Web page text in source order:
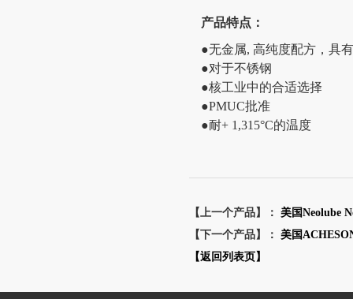
产品特点：
●无金属, 高纯度配方，具
●对于不锈钢
●核工业中的合适选择
●PMUC批准
●耐+ 1,315°C的温度
【上一个产品】： 美国Neolube
【下一个产品】： 美国
【返回列表页】